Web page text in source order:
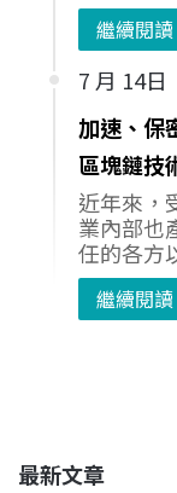
繼續閱讀
7 月 14日
加速、保
區塊鏈技
近年來，
業內部也
任的各方
繼續閱讀
最新文章